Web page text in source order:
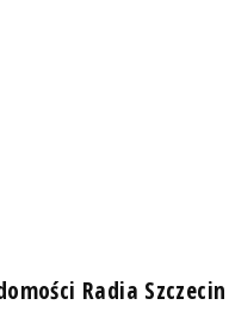
Radia Szczecin